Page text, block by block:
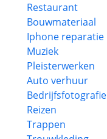
Restaurant
Bouwmateriaal
Iphone reparatie
Muziek
Pleisterwerken
Auto verhuur
Bedrijfsfotografie
Reizen
Trappen